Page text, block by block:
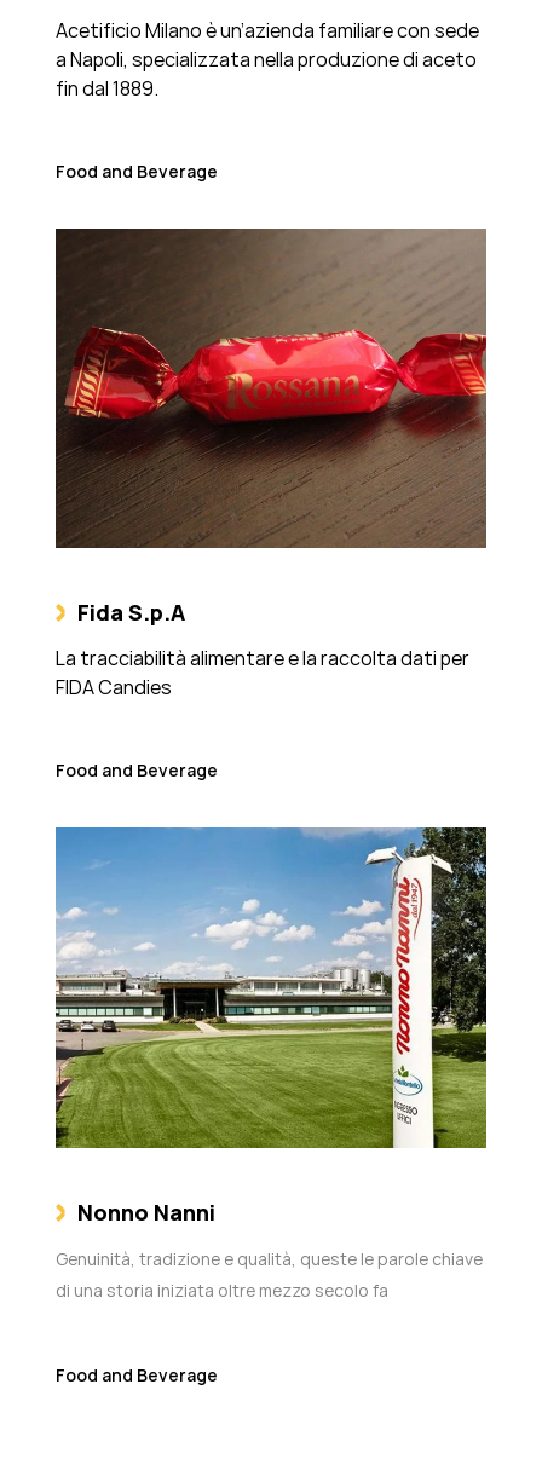
Acetificio Milano è un’azienda familiare con sede
a Napoli, specializzata nella produzione di aceto
fin dal 1889.
Food and Beverage
Fida S.p.A
La tracciabilità alimentare e la raccolta dati per
FIDA Candies
Food and Beverage
Nonno Nanni
Genuinità, tradizione e qualità, queste le parole chiave
di una storia iniziata oltre mezzo secolo fa
Food and Beverage